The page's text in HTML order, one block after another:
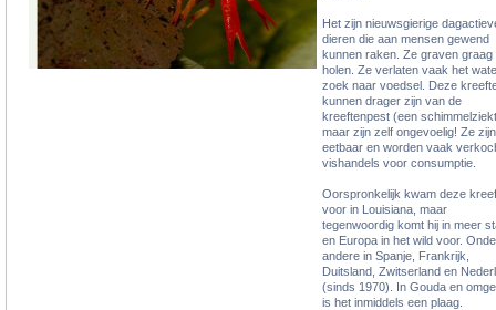
Het zijn nieuwsgierige
dieren die aan mensen gewend
kunnen raken. Ze graven graag
holen. Ze verlaten vaak het
zoek naar voedsel. Deze
kunnen drager zijn van de
kreeftenpest (een
maar zijn zelf ongevoelig! Ze zijn
eetbaar en worden vaak
vishandels voor consumptie.
Oorspronkelijk kwam deze
voor in Louisiana, maar
tegenwoordig komt hij in meer
en Europa in het wild voor.
andere in Spanje, Frankrijk,
Duitsland, Zwitserland en
(sinds 1970). In Gouda en
is het inmiddels een plaag.